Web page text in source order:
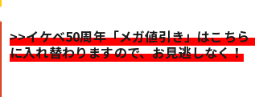
>>イケベ50周年「メガ値引き」はこちら
に入れ替わりますので、お見逃しなく！